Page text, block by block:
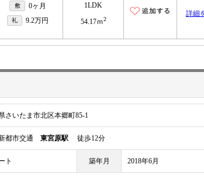
敷 0ヶ月
礼 9.2万円
1LDK
54.17ｍ2
詳細
さいたま市北区本郷町85-1
都市交通 東宮原駅 徒歩12分
ト 築年月 2018年6月